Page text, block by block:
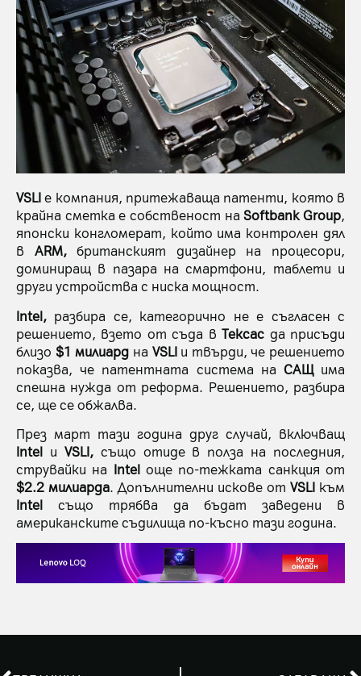
VSLIе компания, притежаваща патенти, която в
крайна сметка е собственост наSoftbank Group,
японски конгломерат, който има контролен дял
в ARM,британският дизайнер на процесори,
доминиращ в пазара на смартфони, таблети и
други устройства с ниска мощност.
Intel, разбира се, категорично не е съгласен с
решението, взето от съда вТексас да присъди
близо $1 милиард на VSLIи твърди, че решението
показва, че патентната система на САЩима
спешна нужда от реформа. Решението, разбира
се, ще се обжалва.
През март тази година друг случай, включващ
Intel и VSLI,също отиде в полза на последния,
струвайки на Intelоще по-тежката санкция от
$2.2 милиарда. Допълнителни искове от VSLI към
Intel също трябва да бъдат заведени в
американските съдилища по-късно тази година.